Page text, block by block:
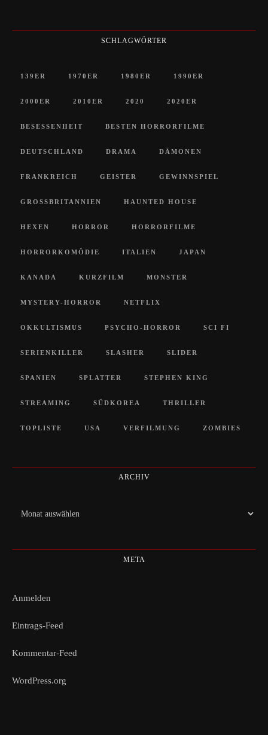
SCHLAGWÖRTER
139ER 1970ER 1980ER 1990ER
2000ER 2010ER 2020 2020ER
BESESSENHEIT BESTEN HORRORFILME
DEUTSCHLAND DRAMA DÄMONEN
FRANKREICH GEISTER GEWINNSPIEL
GROSSBRITANNIEN HAUNTED HOUSE
HEXEN HORROR HORRORFILME
HORRORKOMÖDIE ITALIEN JAPAN
KANADA KURZFILM MONSTER
MYSTERY-HORROR NETFLIX
OKKULTISMUS PSYCHO-HORROR SCI FI
SERIENKILLER SLASHER SLIDER
SPANIEN SPLATTER STEPHEN KING
STREAMING SÜDKOREA THRILLER
TOPLISTE USA VERFILMUNG ZOMBIES
ARCHIV
Archiv
META
Anmelden
Eintrags-Feed
Kommentar-Feed
WordPress.org